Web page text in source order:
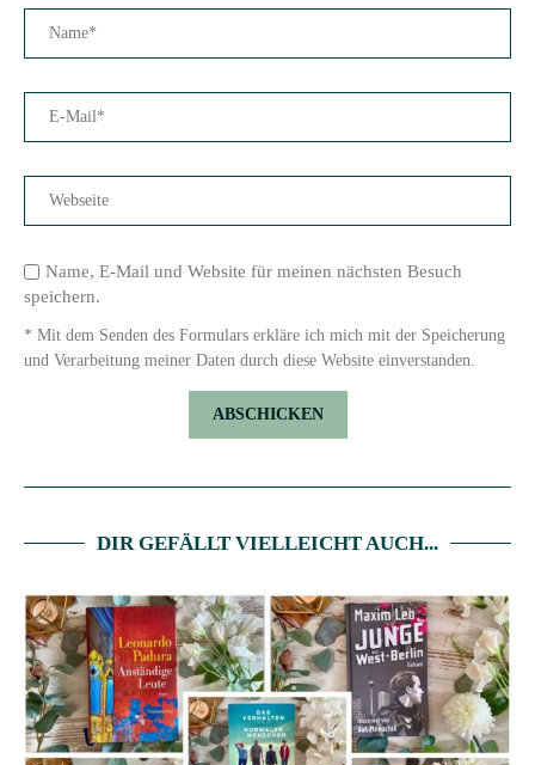
Name, E-Mail und Website für meinen nächsten Besuch
speichern.
* Mit dem Senden des Formulars erkläre ich mich mit der Speicherung
und Verarbeitung meiner Daten durch diese Website einverstanden.
DIR GEFÄLLT VIELLEICHT AUCH...